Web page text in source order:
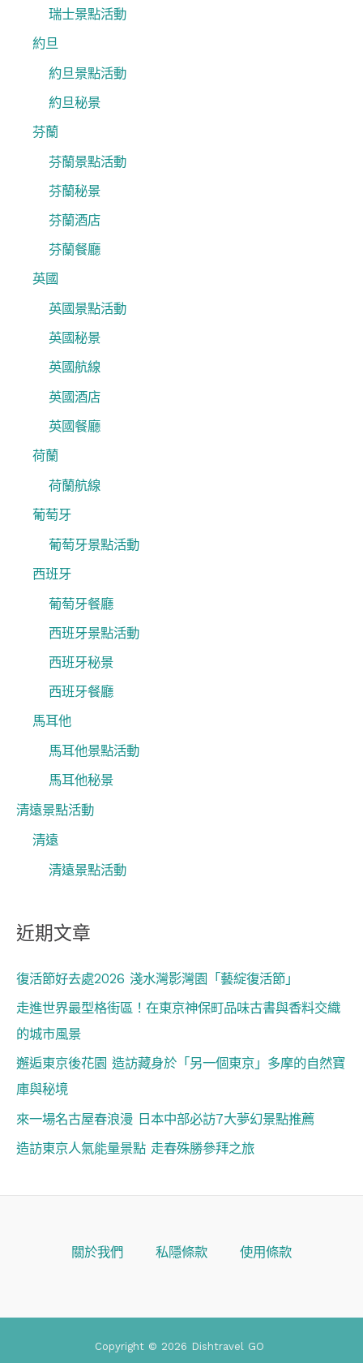
瑞士景點活動
約旦
約旦景點活動
約旦秘景
芬蘭
芬蘭景點活動
芬蘭秘景
芬蘭酒店
芬蘭餐廳
英國
英國景點活動
英國秘景
英國航線
英國酒店
英國餐廳
荷蘭
荷蘭航線
葡萄牙
葡萄牙景點活動
西班牙
葡萄牙餐廳
西班牙景點活動
西班牙秘景
西班牙餐廳
馬耳他
馬耳他景點活動
馬耳他秘景
清遠景點活動
清遠
清遠景點活動
近期文章
復活節好去處2026 淺水灣影灣園「藝綻復活節」
走進世界最型格街區！在東京神保町品味古書與香料交織
的城市風景
邂逅東京後花園 造訪藏身於「另一個東京」多摩的自然寶
庫與秘境
來一場名古屋春浪漫 日本中部必訪7大夢幻景點推薦
造訪東京人氣能量景點 走春殊勝參拜之旅
關於我們 私隱條款 使用條款
Copyright © 2026 Dishtravel GO